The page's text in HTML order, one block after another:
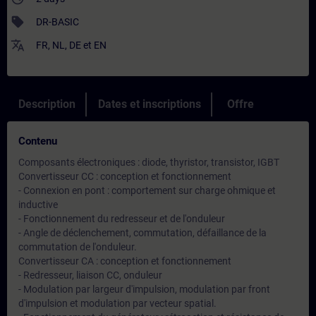
sell DR-BASIC
translate FR, NL , DE et EN
Description Dates et inscriptions Offre
Contenu
Composants électroniques : diode, thyristor, transistor, IGBT
Convertisseur CC : conception et fonctionnement
- Connexion en pont : comportement sur charge ohmique et
inductive
- Fonctionnement du redresseur et de l'onduleur
- Angle de déclenchement, commutation, défaillance de la
commutation de l'onduleur.
Convertisseur CA : conception et fonctionnement
- Redresseur, liaison CC, onduleur
- Modulation par largeur d'impulsion, modulation par front
d'impulsion et modulation par vecteur spatial.